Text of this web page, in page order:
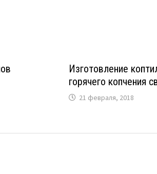
Изготовление
горячего копчения
21 февраля, 2018